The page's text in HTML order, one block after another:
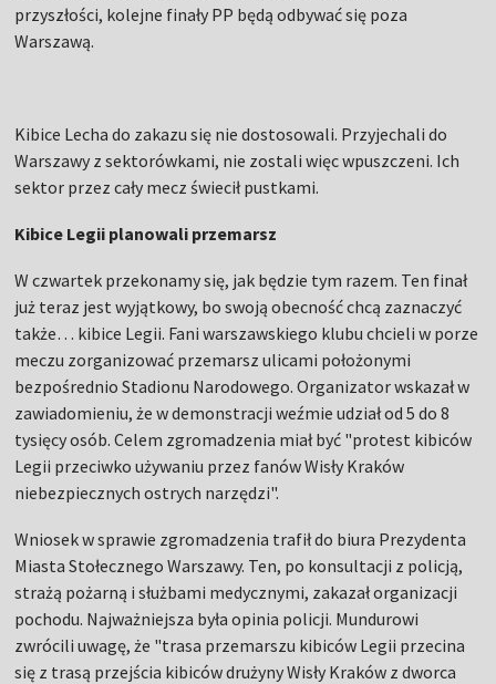
przyszłości, kolejne finały PP będą odbywać się poza
Warszawą.
Kibice Lecha do zakazu się nie dostosowali. Przyjechali do
Warszawy z sektorówkami, nie zostali więc wpuszczeni. Ich
sektor przez cały mecz świecił pustkami.
Kibice Legii planowali przemarsz
W czwartek przekonamy się, jak będzie tym razem. Ten finał
już teraz jest wyjątkowy, bo swoją obecność chcą zaznaczyć
także… kibice Legii. Fani warszawskiego klubu chcieli w porze
meczu zorganizować przemarsz ulicami położonymi
bezpośrednio Stadionu Narodowego. Organizator wskazał w
zawiadomieniu, że w demonstracji weźmie udział od 5 do 8
tysięcy osób. Celem zgromadzenia miał być "protest kibiców
Legii przeciwko używaniu przez fanów Wisły Kraków
niebezpiecznych ostrych narzędzi".
Wniosek w sprawie zgromadzenia trafił do biura Prezydenta
Miasta Stołecznego Warszawy. Ten, po konsultacji z policją,
strażą pożarną i służbami medycznymi, zakazał organizacji
pochodu. Najważniejsza była opinia policji. Mundurowi
zwrócili uwagę, że "trasa przemarszu kibiców Legii przecina
się z trasą przejścia kibiców drużyny Wisły Kraków z dworca